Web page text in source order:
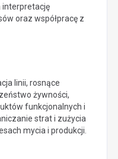
interpretację
oraz współpracę z
linii, rosnące
żywności,
funkcjonalnych i
strat i zużycia
mycia i produkcji.